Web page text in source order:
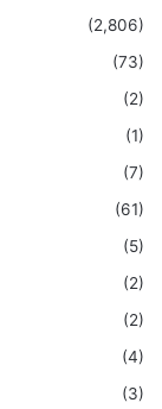
(2,806)
(73)
(2)
(1)
(7)
(61)
(5)
(2)
(2)
(4)
(3)